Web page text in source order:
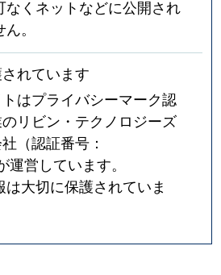
なくネットなどに公開され
。
れています
はプライバシーマーク認
リビン・テクノロジーズ
（認証番号：
運営しています。
大切に保護されていま